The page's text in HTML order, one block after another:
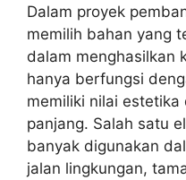
Dalam proyek
memilih bahan yang
dalam menghasilkan
hanya berfungsi
memiliki nilai
panjang. Salah satu
banyak digunakan
jalan lingkungan,